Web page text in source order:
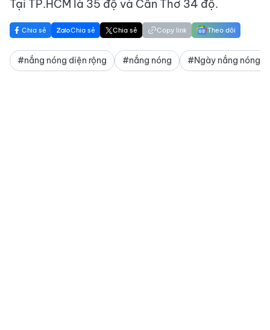
Tại TP.HCM là 35 độ và Cần Thơ 34 độ.
Chia sẻ Chia sẻ Chia sẻ Copy link Theo dõi
#nắng nóng diện rộng #nắng nóng #Ngày nắng nónga